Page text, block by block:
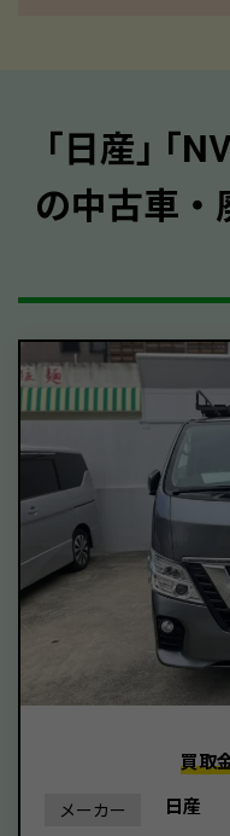
｢日産｣ ｢
の中古車・
買取
メーカー 日産